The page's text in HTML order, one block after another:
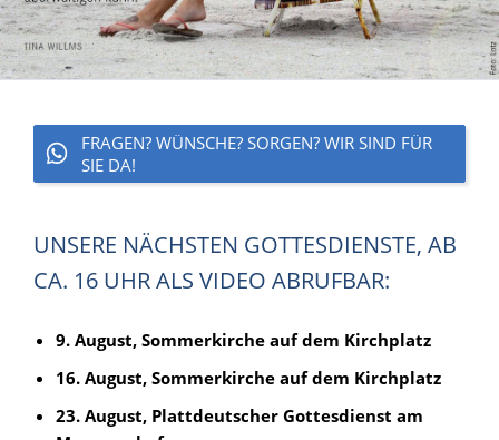
FRAGEN? WÜNSCHE? SORGEN? WIR SIND FÜR
SIE DA!
UNSERE NÄCHSTEN GOTTESDIENSTE, AB
CA. 16 UHR ALS VIDEO ABRUFBAR:
9. August, Sommerkirche auf dem Kirchplatz
16. August, Sommerkirche auf dem Kirchplatz
23. August, Plattdeutscher Gottesdienst am